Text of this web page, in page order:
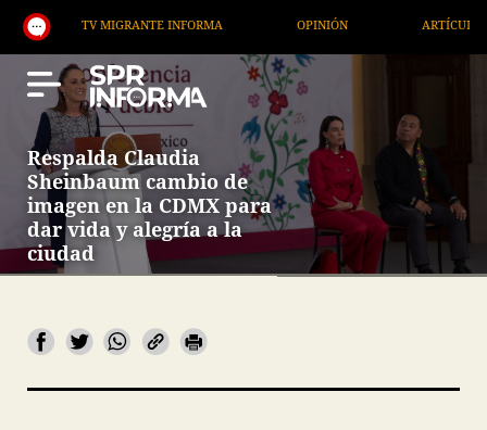
TV MIGRANTE INFORMA ARTÍCULOS
Respalda Claudia
Sheinbaum cambio de
imagen en la CDMX para
dar vida y alegría a la
ciudad